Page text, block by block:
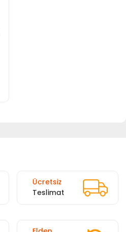
Ücretsiz
Teslimat